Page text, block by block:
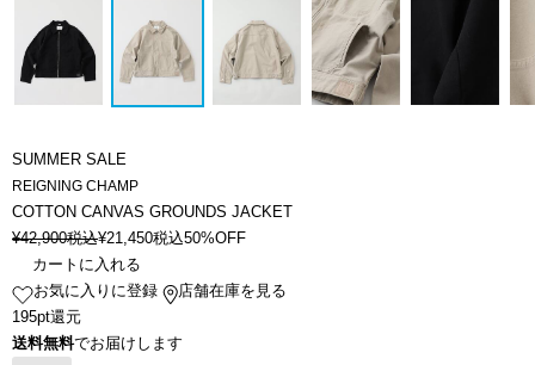
SUMMER SALE
REIGNING CHAMP
COTTON CANVAS GROUNDS JACKET
¥42,900税込¥21,450税込50%OFF
カートに入れる
お気に入りに登録
店舗在庫を見る
195pt還元
送料無料でお届けします